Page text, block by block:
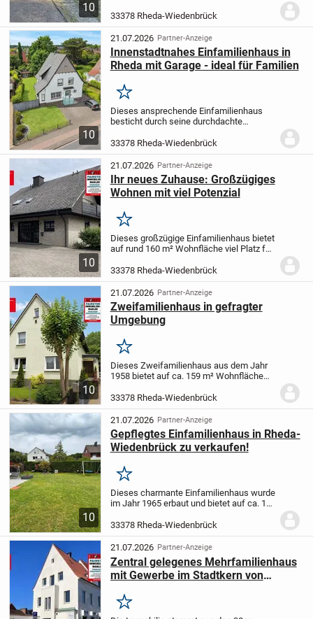
10
Wiedenbrück und bietet Ihnen die ideale
Grundlage zur Verwirklichung Ihrer
Wohnträume....
33378 Rheda-Wiedenbrück
10
21.07.2026 Partner-Anzeige
Innenstadtnahes Einfamilienhaus in
Rheda mit Garage - ideal für Familien
Merken
Dieses ansprechende Einfamilienhaus
besticht durch seine durchdachte
Modernisierungen, die ein komfortables
Wohnen auf mehreren Ebenen
ermöglichen.Im Erdgeschoss...
33378 Rheda-Wiedenbrück
10
21.07.2026 Partner-Anzeige
Ihr neues Zuhause: Großzügiges
Wohnen mit viel Potenzial
Merken
Dieses großzügige Einfamilienhaus bietet
auf rund 160 m² Wohnfläche viel Platz für
eignet sich sowohl für Familien mit
erhöhtem Platzbedarf als auch mit...
33378 Rheda-Wiedenbrück
10
21.07.2026 Partner-Anzeige
Zweifamilienhaus in gefragter
Umgebung
Merken
Dieses Zweifamilienhaus aus dem Jahr
1958 bietet auf ca. 159 m² Wohnfläche
sowohl für Kapitalanleger als auch für
Eigennutzer mit Weitblick. Das
großzügige Grundstück...
33378 Rheda-Wiedenbrück
10
21.07.2026 Partner-Anzeige
Gepflegtes Einfamilienhaus in Rheda-
Wiedenbrück zu verkaufen!
Merken
Dieses charmante Einfamilienhaus wurde
im Jahr 1965 erbaut und bietet auf ca. 120
Zuhause in einer ruhigen Lage. Das
gepflegte Grundstück umfasst ca. 552 m²
und verfügt...
33378 Rheda-Wiedenbrück
21.07.2026 Partner-Anzeige
Zentral gelegenes Mehrfamilienhaus
mit Gewerbe im Stadtkern von
Merken